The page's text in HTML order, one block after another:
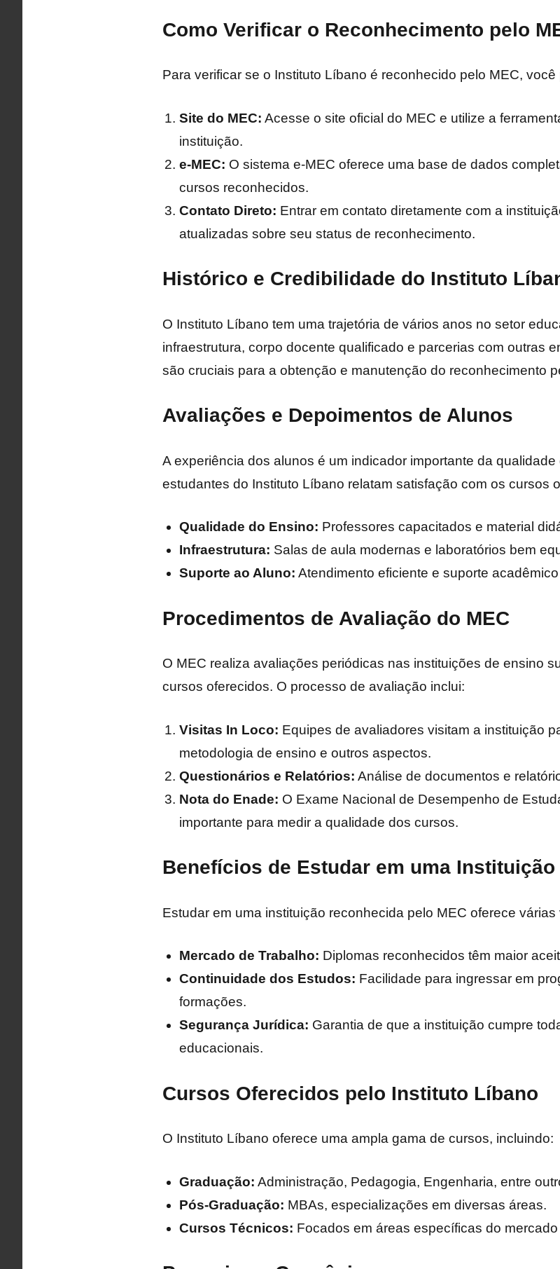
Como Verificar o Reconhecimento pelo
Para verificar se o Instituto Líbano é reconhecido pelo MEC,
Site do MEC: Acesse o site oficial do MEC e utilize a
instituição.
e-MEC: O sistema e-MEC oferece uma base de dados
cursos reconhecidos.
Contato Direto: Entrar em contato diretamente com a
atualizadas sobre seu status de reconhecimento.
Histórico e Credibilidade do Instituto
O Instituto Líbano tem uma trajetória de vários anos no setor
infraestrutura, corpo docente qualificado e parcerias com outras
são cruciais para a obtenção e manutenção do reconhecimento
Avaliações e Depoimentos de Alunos
A experiência dos alunos é um indicador importante da
estudantes do Instituto Líbano relatam satisfação com os cursos
Qualidade do Ensino: Professores capacitados e material
Infraestrutura: Salas de aula modernas e laboratórios bem
Suporte ao Aluno: Atendimento eficiente e suporte
Procedimentos de Avaliação do MEC
O MEC realiza avaliações periódicas nas instituições de ensino
cursos oferecidos. O processo de avaliação inclui:
Visitas In Loco: Equipes de avaliadores visitam a instituição
metodologia de ensino e outros aspectos.
Questionários e Relatórios: Análise de documentos e
Nota do Enade: O Exame Nacional de Desempenho de
importante para medir a qualidade dos cursos.
Benefícios de Estudar em uma
Estudar em uma instituição reconhecida pelo MEC oferece várias
Mercado de Trabalho: Diplomas reconhecidos têm maior
Continuidade dos Estudos: Facilidade para ingressar em
formações.
Segurança Jurídica: Garantia de que a instituição cumpre
educacionais.
Cursos Oferecidos pelo Instituto Líbano
O Instituto Líbano oferece uma ampla gama de cursos, incluindo:
Graduação: Administração, Pedagogia, Engenharia, entre
Pós-Graduação: MBAs, especializações em diversas áreas.
Cursos Técnicos: Focados em áreas específicas do